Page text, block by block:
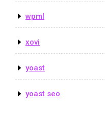
wpml
xovi
yoast
yoast seo